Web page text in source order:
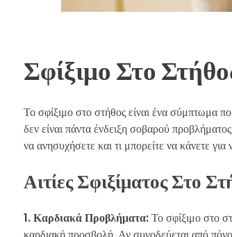
Σφίξιμο Στο
Το σφίξιμο στο στήθος είναι ένα σύμπτωμα
δεν είναι πάντα ένδειξη σοβαρού
να ανησυχήσετε και τι μπορείτε να κάνετε για
Αιτίες Σφιξίματος Στο
1. Καρδιακά Προβλήματα:Το σφίξιμο στο